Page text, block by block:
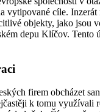
vytipované cíle.
objekty, jako jsou
depu Klíčov.
firem obcházet
k tomu